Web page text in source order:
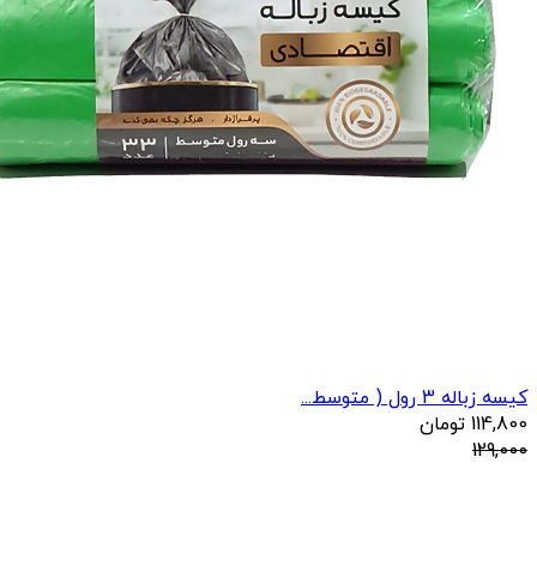
کیسه زباله 3 رول ( متوسط...
114,800 تومان
129,000